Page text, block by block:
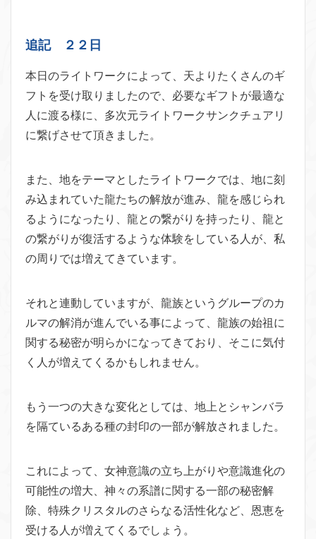
追記 ２２日
本日のライトワークによって、天よりたくさんのギ
フトを受け取りましたので、必要なギフトが最適な
人に渡る様に、多次元ライトワークサンクチュアリ
に繋げさせて頂きました。
また、地をテーマとしたライトワークでは、地に刻
み込まれていた龍たちの解放が進み、龍を感じられ
るようになったり、龍との繋がりを持ったり、龍と
の繋がりが復活するような体験をしている人が、私
の周りでは増えてきています。
それと連動していますが、龍族というグループのカ
ルマの解消が進んでいる事によって、龍族の始祖に
関する秘密が明らかになってきており、そこに気付
く人が増えてくるかもしれません。
もう一つの大きな変化としては、地上とシャンバラ
を隔ているある種の封印の一部が解放されました。
これによって、女神意識の立ち上がりや意識進化の
可能性の増大、神々の系譜に関する一部の秘密解
除、特殊クリスタルのさらなる活性化など、恩恵を
受ける人が増えてくるでしょう。